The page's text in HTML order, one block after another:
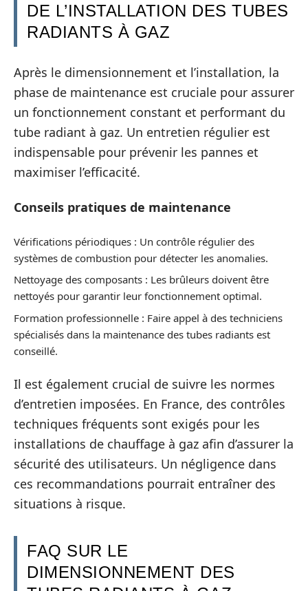
DE L’INSTALLATION DES TUBES
RADIANTS À GAZ
Après le dimensionnement et l’installation, la
phase de maintenance est cruciale pour assurer
un fonctionnement constant et performant du
tube radiant à gaz. Un entretien régulier est
indispensable pour prévenir les pannes et
maximiser l’efficacité.
Conseils pratiques de maintenance
Vérifications périodiques : Un contrôle régulier des
systèmes de combustion pour détecter les anomalies.
Nettoyage des composants : Les brûleurs doivent être
nettoyés pour garantir leur fonctionnement optimal.
Formation professionnelle : Faire appel à des techniciens
spécialisés dans la maintenance des tubes radiants est
conseillé.
Il est également crucial de suivre les normes
d’entretien imposées. En France, des contrôles
techniques fréquents sont exigés pour les
installations de chauffage à gaz afin d’assurer la
sécurité des utilisateurs. Un négligence dans
ces recommandations pourrait entraîner des
situations à risque.
FAQ SUR LE
DIMENSIONNEMENT DES